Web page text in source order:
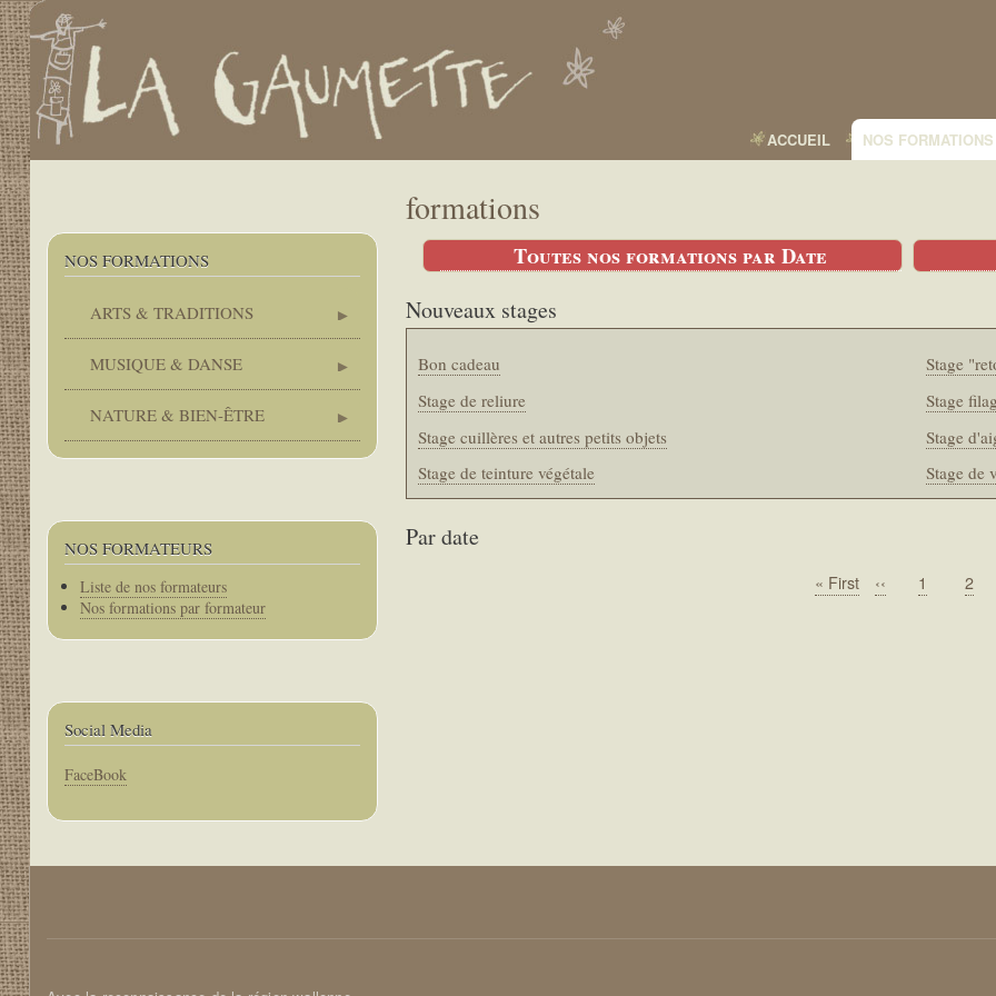
User
account
menu
Main
ACCUEIL NOS FORMATIONS
formations
Corps Toutes nos formations par Date
Nouveaux stages
Bon cadeau
Stage
Stage de reliure
Stage
Stage cuillères et autres petits objets
Stage
Stage de teinture végétale
Stage de
Par date
Première
« First
Page
‹‹ Page
1 Page
2
NOS FORMATIONS
ARTS & TRADITIONS
MUSIQUE & DANSE
NATURE & BIEN-ÊTRE
NOS FORMATEURS
Corps
Liste de nos formateurs
Nos formations par formateur
Social Media
Corps
FaceBook